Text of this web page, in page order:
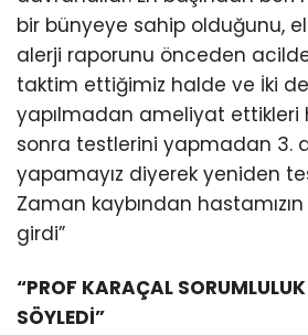
bir bünyeye sahip olduğunu,
alerji raporunu önceden
taktim ettiğimiz halde ve İki
yapılmadan ameliyat ettikleri
sonra testlerini yapmadan 3.
yapamayız diyerek yeniden
Zaman kaybından
girdi”
“PROF KARAÇAL
SÖYLEDİ”